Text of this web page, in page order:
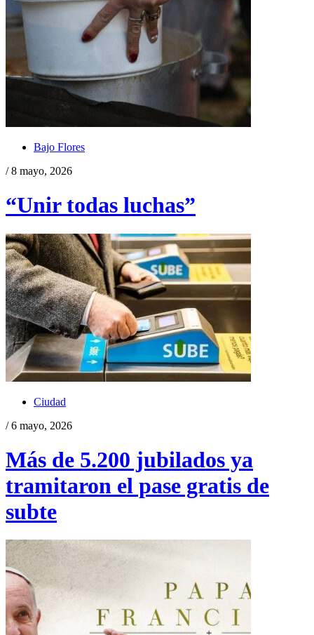
Bajo Flores
/ 8 mayo, 2026
“Unir todas luchas”
Ciudad
/ 6 mayo, 2026
Más de 5.200 jubilados ya
tramitaron el pase gratis de
subte